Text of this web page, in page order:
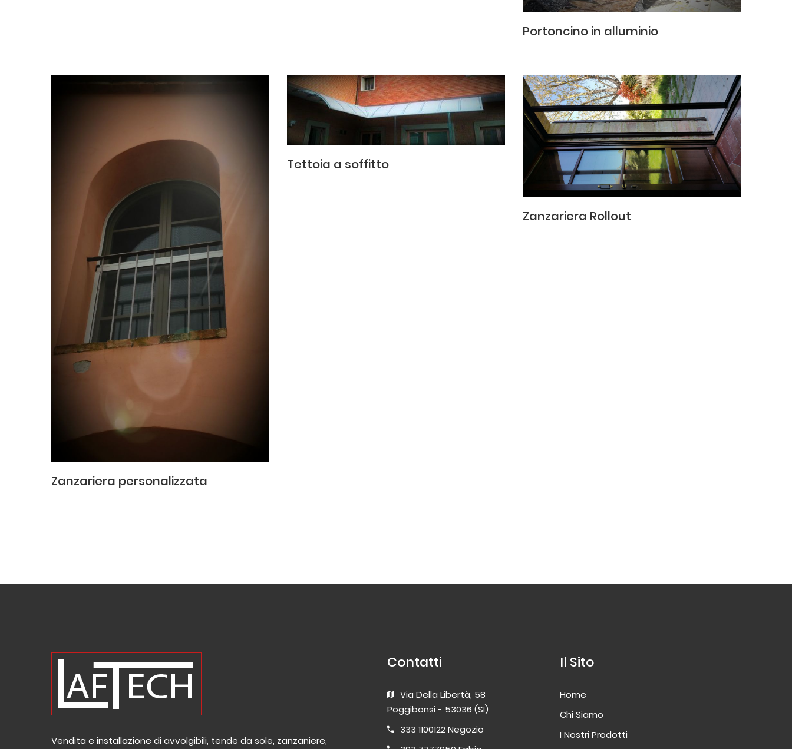
Portoncino in alluminio
Zanzariera personalizzata
Tettoia a soffitto
Zanzariera Rollout
Vendita e installazione di avvolgibili, tende da sole, zanzaniere,
Contatti
Via Della Libertà, 58
Poggibonsi - 53036 (SI)
333 1100122Negozio
Il Sito
Home
Chi Siamo
I Nostri Prodotti